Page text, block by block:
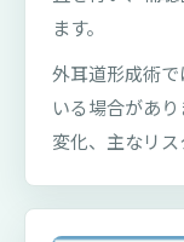
ます。
外耳道形成術
いる場合があ
変化、主なリス